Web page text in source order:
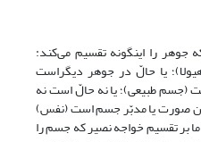
را این‏گونه تقسیم می‌کند:
یا حالّ در جوهر دیگراست
(جسم طبیعی)؛ یا نه حالّ است نه
صورت یا مدبّر جسم است (نفس)
(عقل)، (قوشجی، همان: 136)، اما بر تقسیم خواجه نصیر که جسم را